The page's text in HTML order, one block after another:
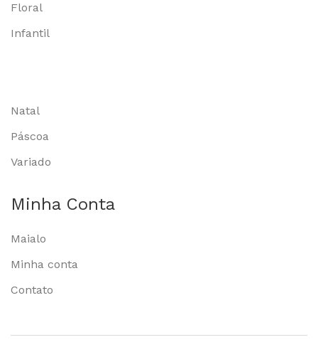
Floral
Infantil
Natal
Páscoa
Variado
Minha Conta
Maialo
Minha conta
Contato